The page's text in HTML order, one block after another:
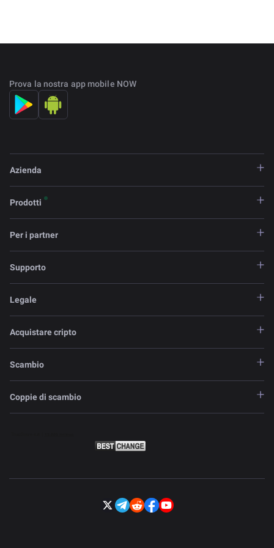
Prova la nostra app mobile NOW
Azienda
Prodotti
Per i partner
Supporto
Legale
Acquistare cripto
Scambio
Coppie di scambio